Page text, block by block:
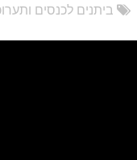
ביתנים לכנסים